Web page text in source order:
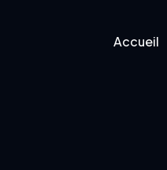
Accueil